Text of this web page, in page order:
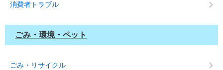
消費者トラブル
ごみ・環境・ペット
ごみ・リサイクル